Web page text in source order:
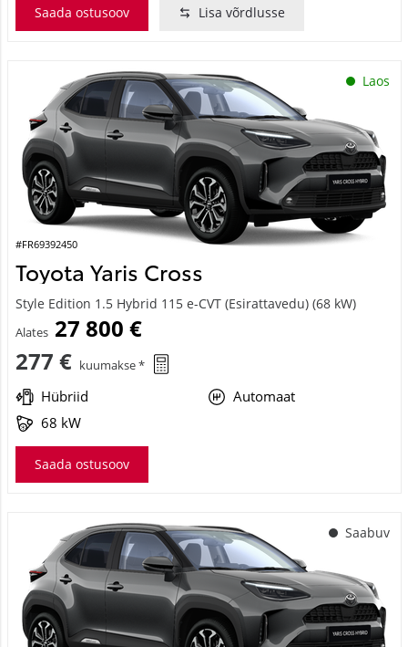
Saada ostusoov Lisa võrdlusse
Laos
#FR69392450
Toyota Yaris Cross
Style Edition 1.5 Hybrid 115 e-CVT (Esirattavedu) (68 kW)
Alates 27 800 €
277 € kuumakse *
Hübriid
Automaat
68 kW
Saada ostusoov
Saabuv